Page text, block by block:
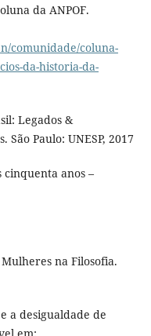
da ANPOF.
comunidade/coluna-
da-historia-da-
Legados &
Paulo: UNESP, 2017
cinquenta anos –
na Filosofia.
a desigualdade de